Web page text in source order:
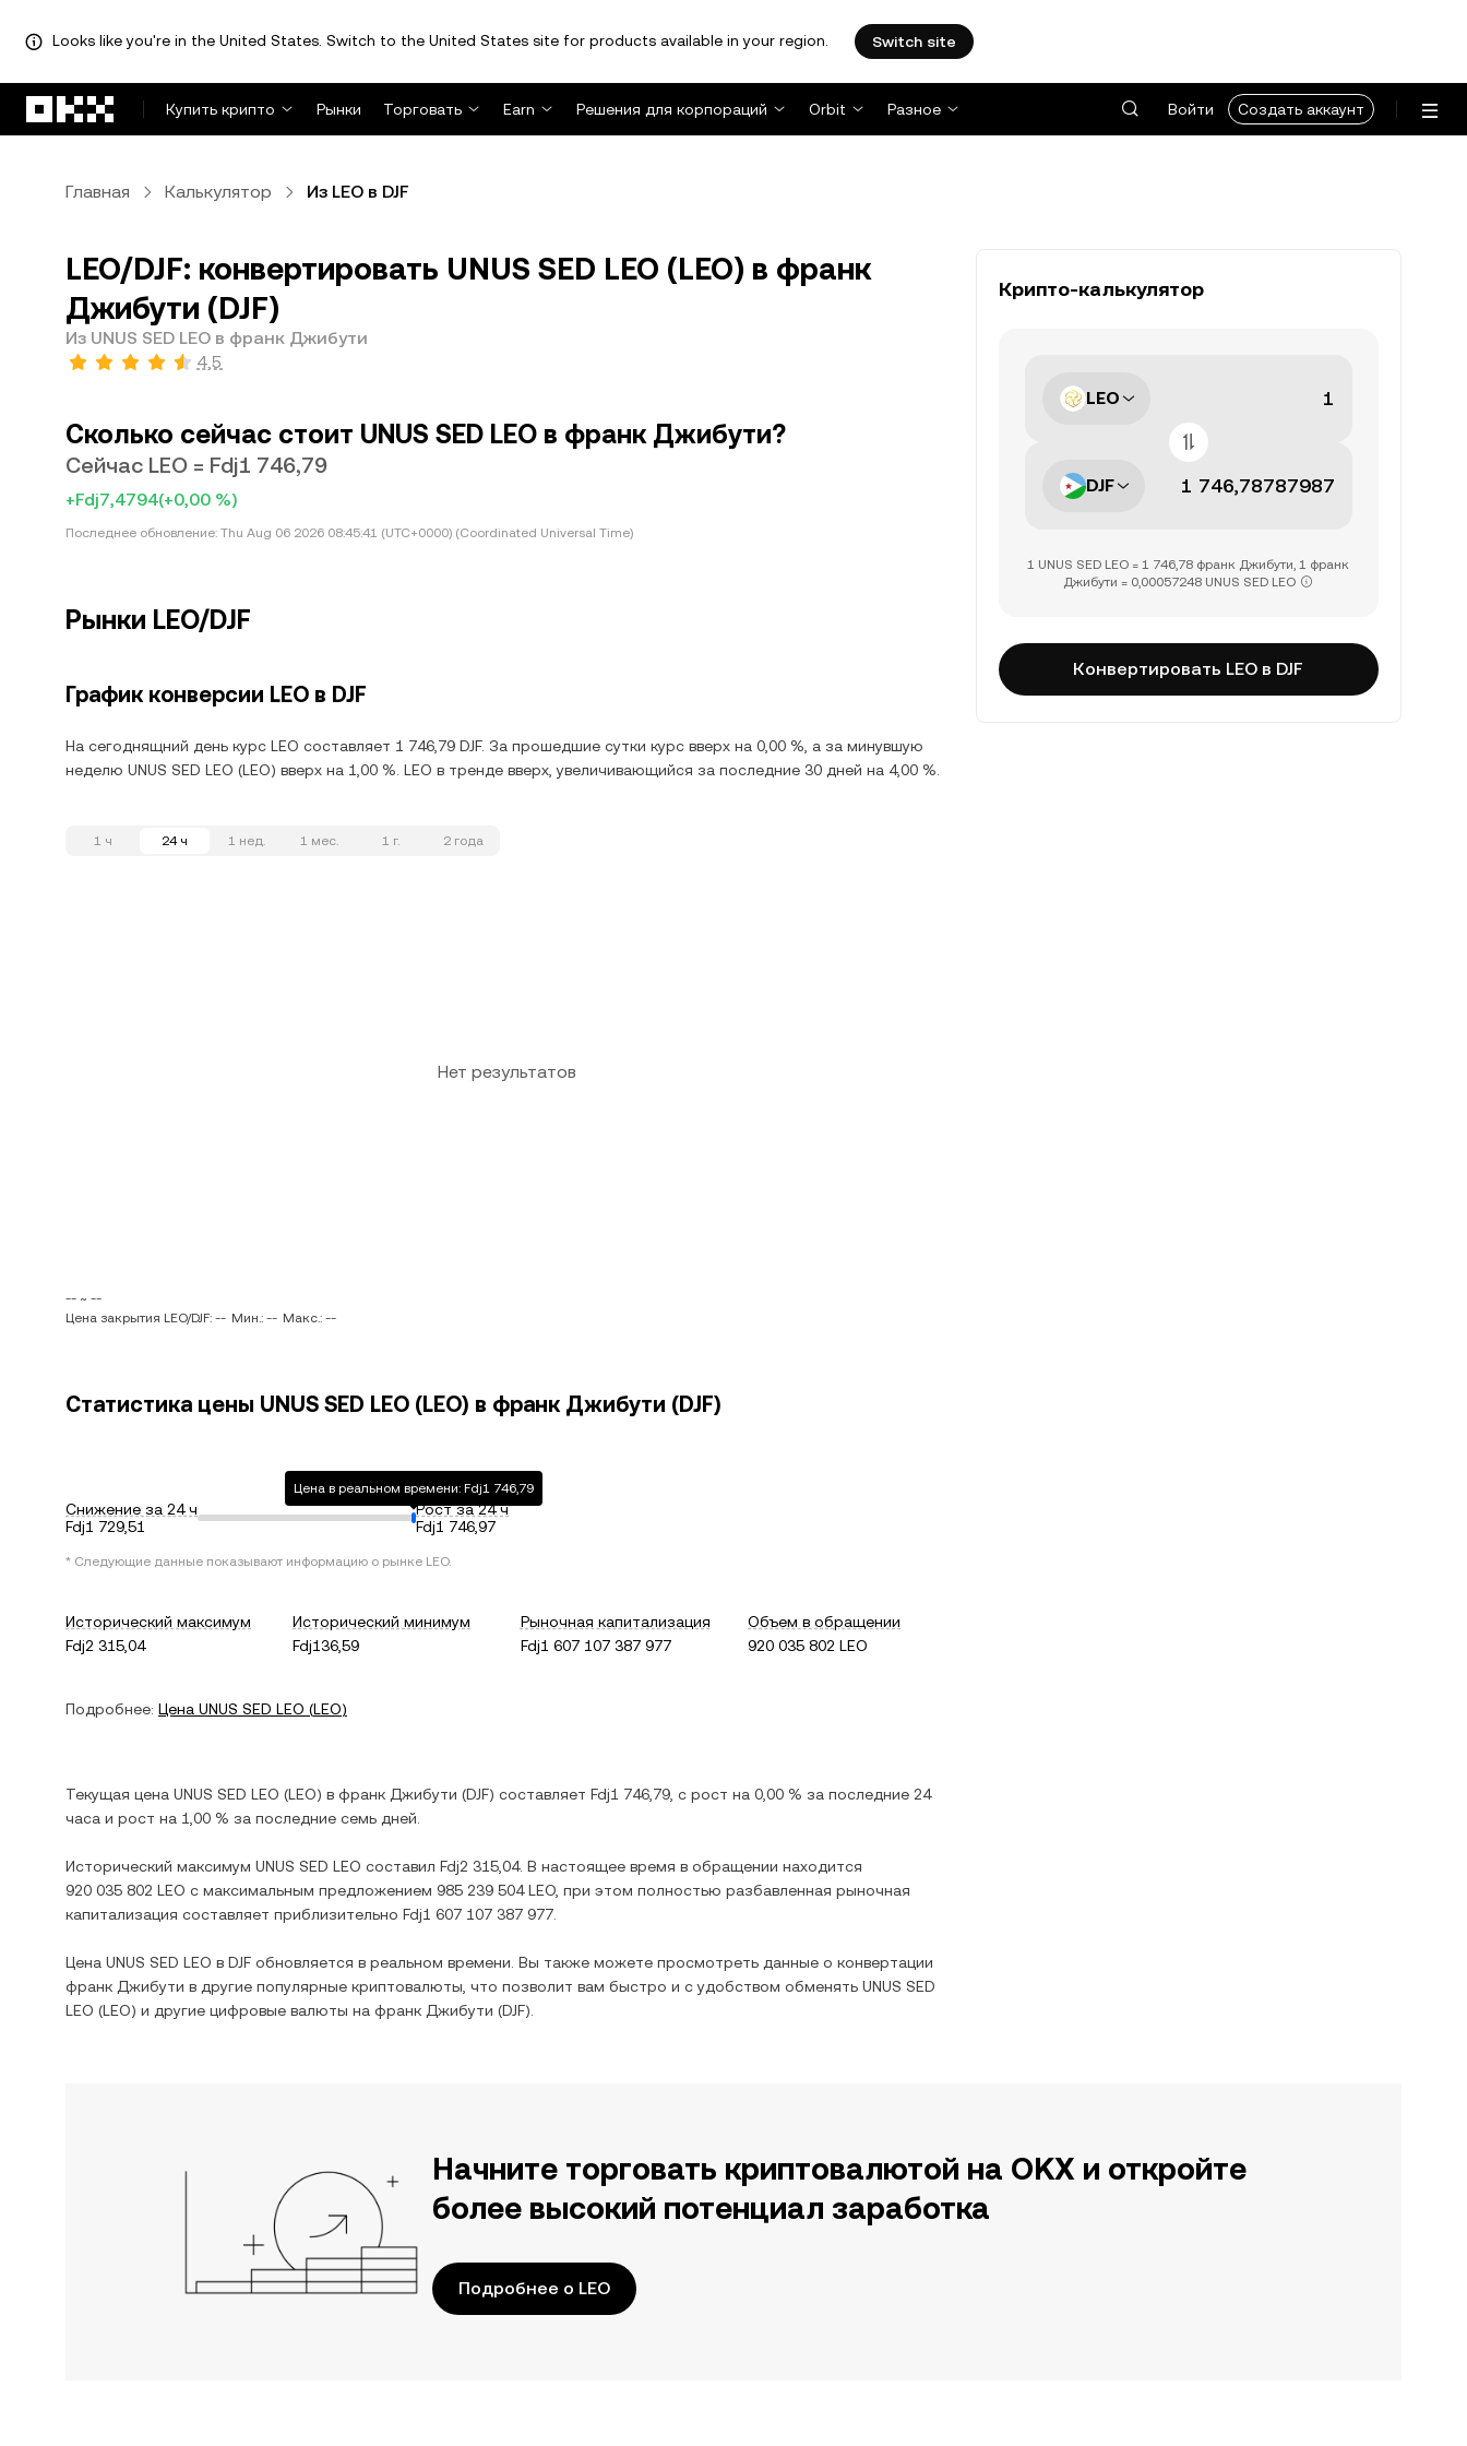
Looks like you're in the United States. Switch to the United States site for products available in your region. Switch site
Купить крипто
Рынки Торговать Earn Решения для корпораций Orbit Разное Войти Создать аккаунт
Главная Калькулятор Из LEO в DJF
LEO/DJF: конвертировать UNUS SED LEO (LEO) в франк
Джибути (DJF)
Из UNUS SED LEO в франк Джибути
4,5
Сколько сейчас стоит UNUS SED LEO в франк Джибути?
Сейчас LEO = Fdj1 746,79
+Fdj7,4794(+0,00 %)
Последнее обновление: Thu Aug 06 2026 08:45:41 (UTC+0000) (Coordinated Universal Time)
Рынки LEO/DJF
График конверсии LEO в DJF
На сегоднящний день курс LEO составляет 1 746,79 DJF. За прошедшие сутки курс вверх на 0,00 %, а за минувшую
неделю UNUS SED LEO (LEO) вверх на 1,00 %. LEO в тренде вверх, увеличивающийся за последние 30 дней на 4,00 %.
1 ч 24 ч 1 нед. 1 мес. 1 г. 2 года
Нет результатов
-- ~ --
Цена закрытия LEO/DJF: -- Мин.: -- Макс.: --
Статистика цены UNUS SED LEO (LEO) в франк Джибути (DJF)
Снижение за 24 ч
Fdj1 729,51
Цена в реальном времени: Fdj1 746,79
Рост за 24 ч
Fdj1 746,97
* Следующие данные показывают информацию о рынке LEO.
Исторический максимум
Fdj2 315,04
Исторический минимум
Fdj136,59
Рыночная капитализация
Fdj1 607 107 387 977
Объем в обращении
920 035 802 LEO
Подробнее: Цена UNUS SED LEO (LEO)
Текущая цена UNUS SED LEO (LEO) в франк Джибути (DJF) составляет Fdj1 746,79 , c рост на 0,00 % за последние 24
часа и рост на 1,00 % за последние семь дней.
Исторический максимум UNUS SED LEO составил Fdj2 315,04. В настоящее время в обращении находится
920 035 802 LEO с максимальным предложением 985 239 504 LEO , при этом полностью разбавленная рыночная
капитализация составляет приблизительно Fdj1 607 107 387 977
Цена UNUS SED LEO в DJF обновляется в реальном времени. Вы также можете просмотреть данные о конвертации
франк Джибути в другие популярные криптовалюты, что позволит вам быстро и с удобством обменять UNUS SED
LEO (LEO) и другие цифровые валюты на франк Джибути (DJF).
Крипто-калькулятор
LEO
DJF
1 UNUS SED LEO = 1 746,78 франк Джибути, 1 франк
Джибути = 0,00057248 UNUS SED LEO
Конвертировать LEO в DJF
Начните торговать криптовалютой на OKX и откройте
более высокий потенциал заработка
Подробнее о LEO